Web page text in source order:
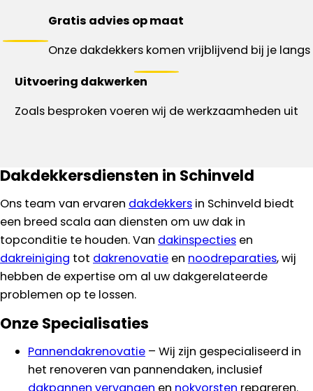
Gratis advies op maat
Onze dakdekkers komen vrijblijvend bij je langs
Uitvoering dakwerken
Zoals besproken voeren wij de werkzaamheden uit
Dakdekkersdiensten in Schinveld
Ons team van ervaren dakdekkers in Schinveld biedt
een breed scala aan diensten om uw dak in
topconditie te houden. Van dakinspecties en
dakreiniging tot dakrenovatie en noodreparaties, wij
hebben de expertise om al uw dakgerelateerde
problemen op te lossen.
Onze Specialisaties
Pannendakrenovatie – Wij zijn gespecialiseerd in
het renoveren van pannendaken, inclusief